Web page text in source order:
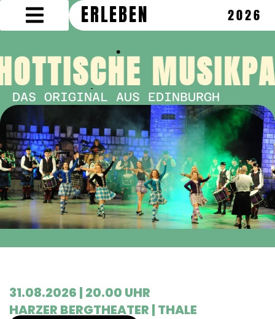
ERLEBEN 2026
DAS ORIGINAL AUS EDINBURGH
31.08.2026 | 20.00 UHR
HARZER BERGTHEATER | THALE